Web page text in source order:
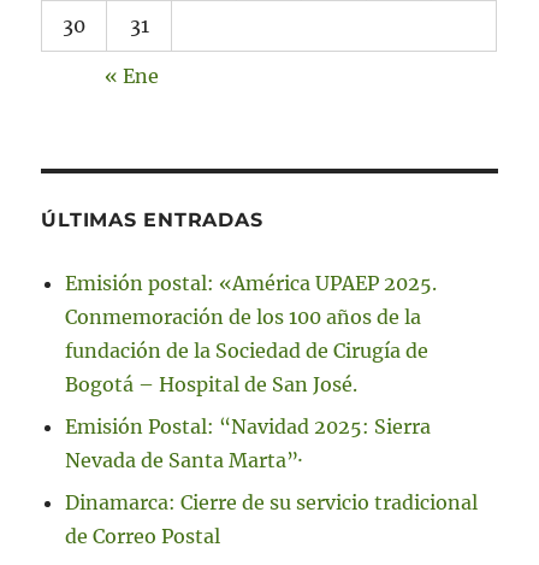
30 31
« Ene
ÚLTIMAS ENTRADAS
Emisión postal: «América UPAEP 2025.
Conmemoración de los 100 años de la
fundación de la Sociedad de Cirugía de
Bogotá – Hospital de San José.
Emisión Postal: “Navidad 2025: Sierra
Nevada de Santa Marta”·
Dinamarca: Cierre de su servicio tradicional
de Correo Postal